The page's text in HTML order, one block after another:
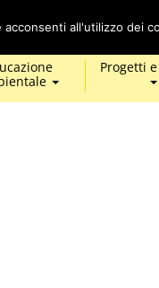
Cerca
Progetti
all'utilizzo dei